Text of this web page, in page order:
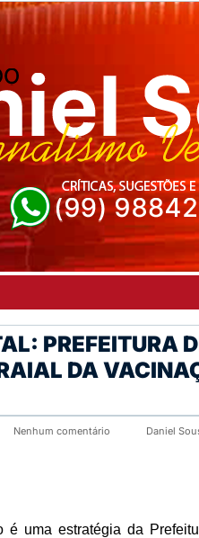
PREFEITURA
DA
Nenhum comentário Daniel
é uma estratégia da